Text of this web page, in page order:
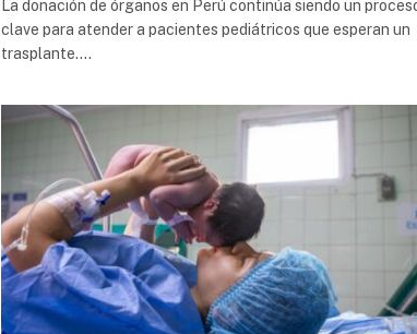
La donación de órganos en Perú continúa siendo un
clave para atender a pacientes pediátricos que esperan un
trasplante.…